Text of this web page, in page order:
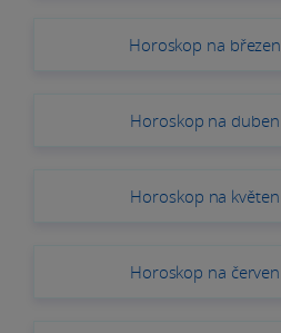
Horoskop na
Horoskop na
Horoskop na
Horoskop na